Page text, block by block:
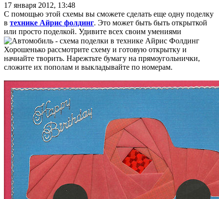
17 января 2012, 13:48
С помощью этой схемы вы сможете сделать еще одну поделку
в технике Айрис фолдинг. Это может быть быть открыткой
или просто поделкой. Удивите всех своим умениями
Хорошенько рассмотрите схему и готовую открытку и
начиайте творить. Нарежтьте бумагу на прямоугольнички,
сложите их пополам и выкладывайте по номерам.